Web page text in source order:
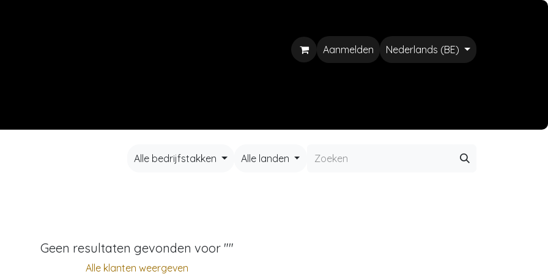
Aanmelden Nederlands (BE)
Alle bedrijfstakken Alle landen
Geen resultaten gevonden voor ""
Alle klanten weergeven